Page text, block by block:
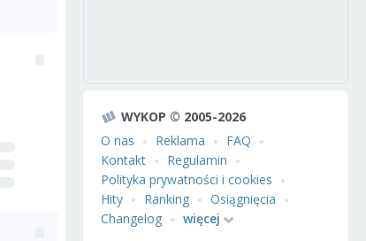
WYKOP © 2005-2026
O nas
Reklama
FAQ
Kontakt
Regulamin
Polityka prywatności i cookies
Hity
Ranking
Osiągnięcia
Changelog
więcej